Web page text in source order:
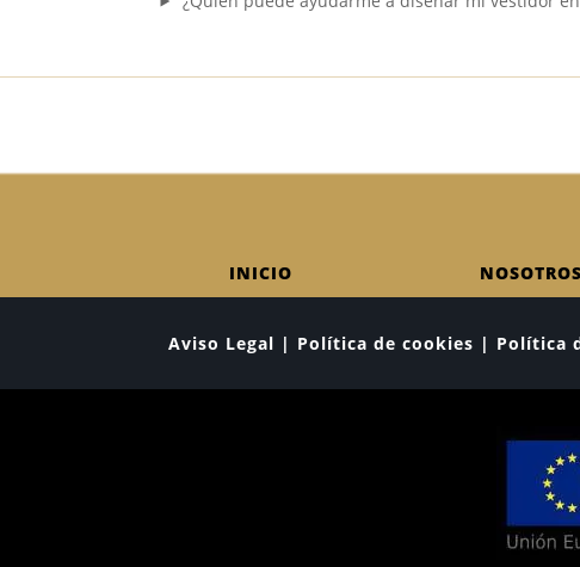
INICIO NOSOTROS
Aviso Legal | Política de cookies | Política